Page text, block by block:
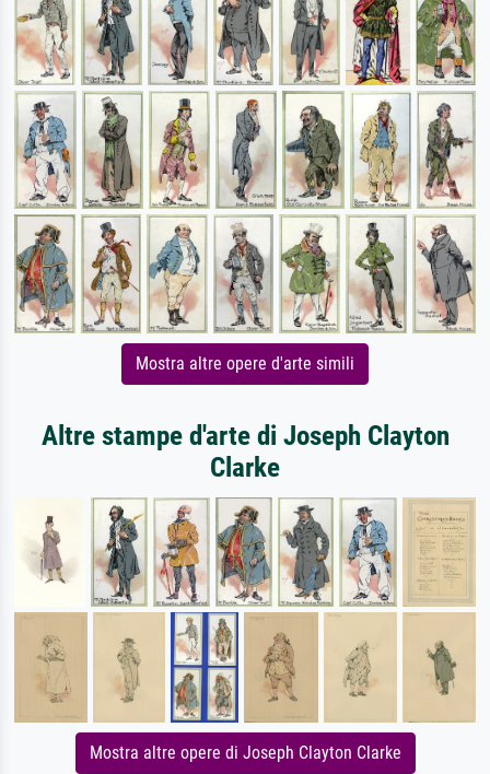
Mostra altre opere d'arte simili
Altre stampe d'arte di Joseph Clayton
Clarke
Mostra altre opere di Joseph Clayton Clarke